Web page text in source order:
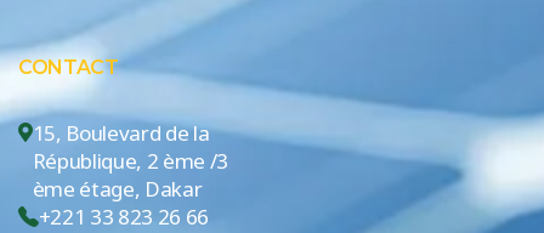
CONTACT
15, Boulevard de la
République, 2 ème /3
ème étage, Dakar
+221 33 823 26 66